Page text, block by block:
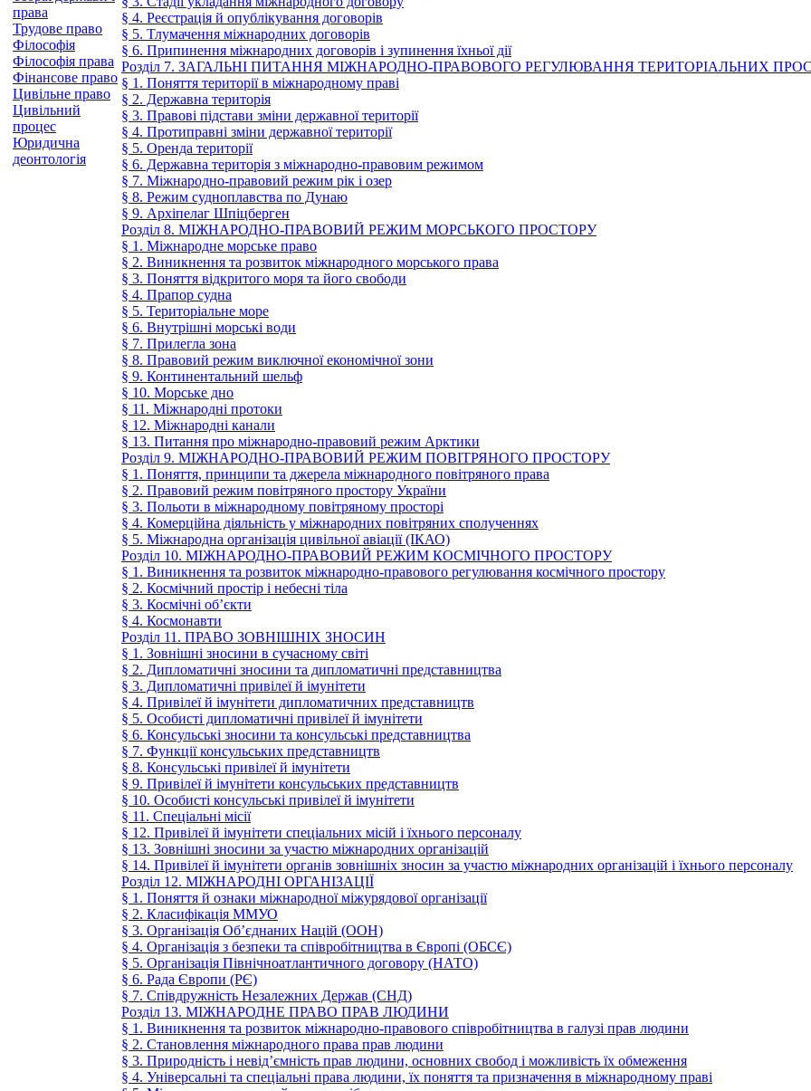
права
Трудове право
Філософія
Філософія права
Фінансове право
Цивільне право
Цивільний
процес
Юридична
деонтологія
§ 4. Реєстрація й опублікування договорів
§ 5. Тлумачення міжнародних договорів
§ 6. Припинення міжнародних договорів і зупинення їхньої дії
Розділ 7. ЗАГАЛЬНІ ПИТАННЯ МІЖНАРОДНО-ПРАВОВОГО РЕГУЛЮВАННЯ ТЕРИТОРІАЛЬНИХ
§ 1. Поняття території в міжнародному праві
§ 2. Державна територія
§ 3. Правові підстави зміни державної території
§ 4. Протиправні зміни державної території
§ 5. Оренда території
§ 6. Державна територія з міжнародно-правовим режимом
§ 7. Міжнародно-правовий режим рік і озер
§ 8. Режим судноплавства по Дунаю
§ 9. Архіпелаг Шпіцберген
Розділ 8. МІЖНАРОДНО-ПРАВОВИЙ РЕЖИМ МОРСЬКОГО ПРОСТОРУ
§ 1. Міжнародне морське право
§ 2. Виникнення та розвиток міжнародного морського права
§ 3. Поняття відкритого моря та його свободи
§ 4. Прапор судна
§ 5. Територіальне море
§ 6. Внутрішні морські води
§ 7. Прилегла зона
§ 8. Правовий режим виключної економічної зони
§ 9. Континентальний шельф
§ 10. Морське дно
§ 11. Міжнародні протоки
§ 12. Міжнародні канали
§ 13. Питання про міжнародно-правовий режим Арктики
Розділ 9. МІЖНАРОДНО-ПРАВОВИЙ РЕЖИМ ПОВІТРЯНОГО ПРОСТОРУ
§ 1. Поняття, принципи та джерела міжнародного повітряного права
§ 2. Правовий режим повітряного простору України
§ 3. Польоти в міжнародному повітряному просторі
§ 4. Комерційна діяльність у міжнародних повітряних сполученнях
§ 5. Міжнародна організація цивільної авіації (ІКАО)
Розділ 10. МІЖНАРОДНО-ПРАВОВИЙ РЕЖИМ КОСМІЧНОГО ПРОСТОРУ
§ 1. Виникнення та розвиток міжнародно-правового регулювання космічного простору
§ 2. Космічний простір і небесні тіла
§ 3. Космічні об’єкти
§ 4. Космонавти
Розділ 11. ПРАВО ЗОВНІШНІХ ЗНОСИН
§ 1. Зовнішні зносини в сучасному світі
§ 2. Дипломатичні зносини та дипломатичні представництва
§ 3. Дипломатичні привілеї й імунітети
§ 4. Привілеї й імунітети дипломатичних представництв
§ 5. Особисті дипломатичні привілеї й імунітети
§ 6. Консульські зносини та консульські представництва
§ 7. Функції консульських представництв
§ 8. Консульські привілеї й імунітети
§ 9. Привілеї й імунітети консульських представництв
§ 10. Особисті консульські привілеї й імунітети
§ 11. Спеціальні місії
§ 12. Привілеї й імунітети спеціальних місій і їхнього персоналу
§ 13. Зовнішні зносини за участю міжнародних організацій
§ 14. Привілеї й імунітети органів зовнішніх зносин за участю міжнародних організацій і їхнього персоналу
Розділ 12. МІЖНАРОДНІ ОРГАНІЗАЦІЇ
§ 1. Поняття й ознаки міжнародної міжурядової організації
§ 2. Класифікація ММУО
§ 3. Організація Об’єднаних Націй (ООН)
§ 4. Організація з безпеки та співробітництва в Європі (ОБСЄ)
§ 5. Організація Північноатлантичного договору (НАТО)
§ 6. Рада Європи (РЄ)
§ 7. Співдружність Незалежних Держав (СНД)
Розділ 13. МІЖНАРОДНЕ ПРАВО ПРАВ ЛЮДИНИ
§ 1. Виникнення та розвиток міжнародно-правового співробітництва в галузі прав людини
§ 2. Становлення міжнародного права прав людини
§ 3. Природність і невід’ємність прав людини, основних свобод і можливість їх обмеження
§ 4. Універсальні та спеціальні права людини, їх поняття та призначення в міжнародному праві